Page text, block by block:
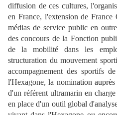
diffusion de ces cultures,
en France, l'extension de
médias de service public en
des concours de la Fonction
de la mobilité dans les
structuration du mouvement
accompagnement des sportifs
l'Hexagone, la nomination
d'un référent ultramarin en
en place d'un outil global